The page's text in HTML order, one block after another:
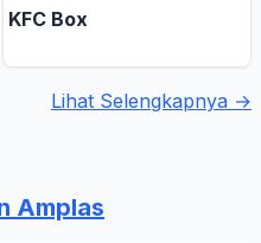
KFC Box
Lihat Selengkapnya →
Amplas